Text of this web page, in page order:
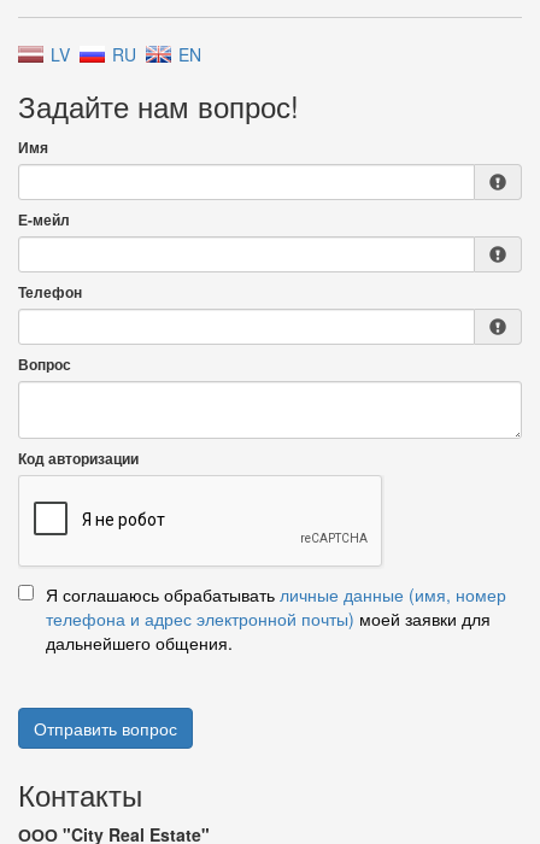
LV RU EN
Задайте нам вопрос!
Имя
Е-мейл
Телефон
Вопрос
Код авторизации
Я соглашаюсь обрабатывать личные данные (имя, номер
телефона и адрес электронной почты) моей заявки для
дальнейшего общения.
Отправить вопрос
Контакты
ООО "City Real Estate"